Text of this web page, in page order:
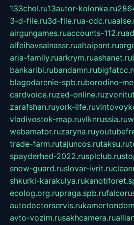
133chel.ru13autor-kolonka.ru
3-d-file.ru3d-file.rua-cdc.ru
airgungames.ruaccounts-112.ru
alfeihavsalnassr.rualtaipant.ru
aria-family.ruarkrym.ruashanet.ru
bankaribi.rubandamn.ru
blagodarenie-spb.ruborodino-
cardvoice.ruzed-online.ru
zarafshan.ruyork-life.ru
vladivostok-map.ruvlknrussia.ru
webamator.ruzaryna.ru
trade-farm.rutajuncos.rutaksu.ru
spayderhed-2022.rusplclub.ru
snow-guard.ruslovar-ivrit.ru
shkurki-karakulya.ru
ecolog.org.rupraga.spb.ru
autodoctorservis.ru
avto-vozim.rusakhcamera.ru